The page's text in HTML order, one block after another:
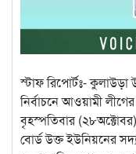
স্টাফ রিপোর্টঃ-
নির্বাচনে আওয়ামী
বৃহস্পতিবার
বোর্ড উক্ত ইউনিয়নের